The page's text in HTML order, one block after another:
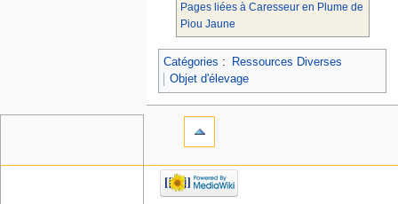
Pages liées à Caresseur en Plume de
Piou Jaune
Catégories :
Ressources Diverses
Objet d'élevage